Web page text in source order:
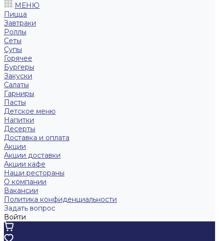
МЕНЮ
Пицца
Завтраки
Роллы
Сеты
Супы
Горячее
Бургеры
Закуски
Салаты
Гарниры
Пасты
Детское меню
Напитки
Десерты
Доставка и оплата
Акции
Акции доставки
Акции кафе
Наши рестораны
О компании
Вакансии
Политика конфиденциальности
Задать вопрос
Войти